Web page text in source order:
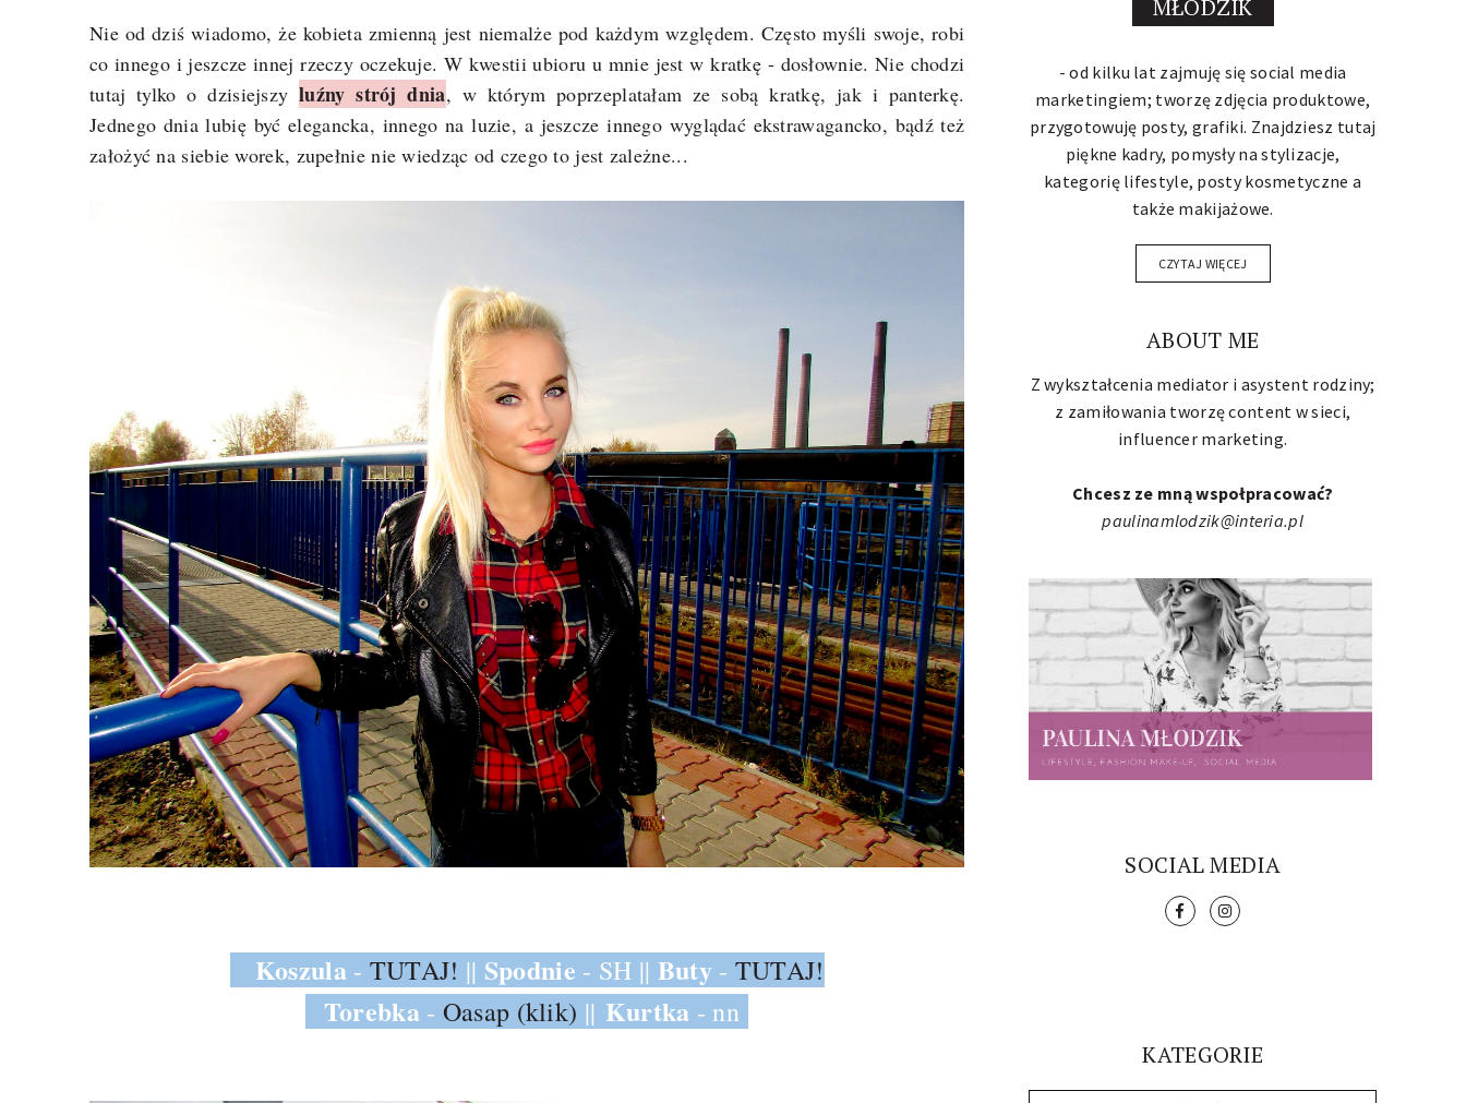
Nie od dziś wiadomo, że kobieta zmienną jest niemalże pod każdym względem. Często myśli swoje, robi
co innego i jeszcze innej rzeczy oczekuje. W kwestii ubioru u mnie jest w kratkę - dosłownie. Nie chodzi
tutaj tylko o dzisiejszyluźny strój dnia, w którym poprzeplatałam ze sobą kratkę, jak i panterkę.
Jednego dnia lubię być elegancka, innego na luzie, a jeszcze innego wyglądać ekstrawagancko, bądź też
założyć na siebie worek, zupełnie nie wiedząc od czego to jest zależne...
Koszula- TUTAJ! || Spodnie - SH || Buty- TUTAJ!
Torebka- Oasap (klik) || Kurtka - nn
MŁODZIK
- od kilku lat zajmuję się social media
marketingiem; tworzę zdjęcia produktowe,
przygotowuję posty, grafiki. Znajdziesz tutaj
piękne kadry, pomysły na stylizacje,
kategorię lifestyle, posty kosmetyczne a
także makijażowe.
CZYTAJ WIĘCEJ
ABOUT ME
Z wykształcenia mediator i asystent rodziny;
z zamiłowania tworzę content w sieci,
influencer marketing.
Chcesz ze mną wspołpracować?
paulinamlodzik@interia.pl
SOCIAL MEDIA
KATEGORIE